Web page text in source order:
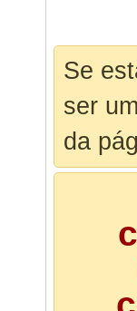
Se
ser
da